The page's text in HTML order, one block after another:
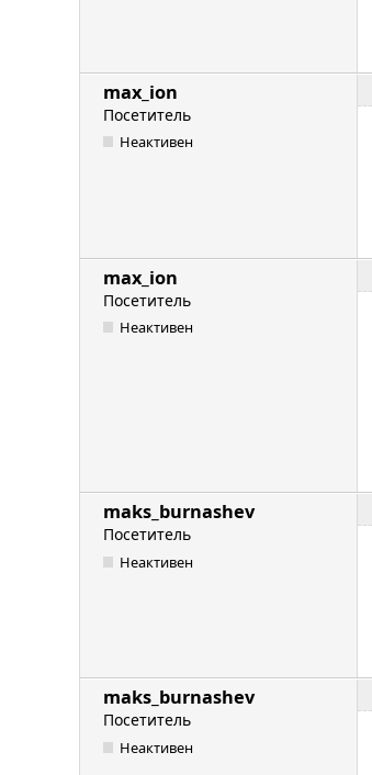
max_ion
Посетитель
Неактивен
max_ion
Посетитель
Неактивен
maks_burnashev
Посетитель
Неактивен
maks_burnashev
Посетитель
Неактивен